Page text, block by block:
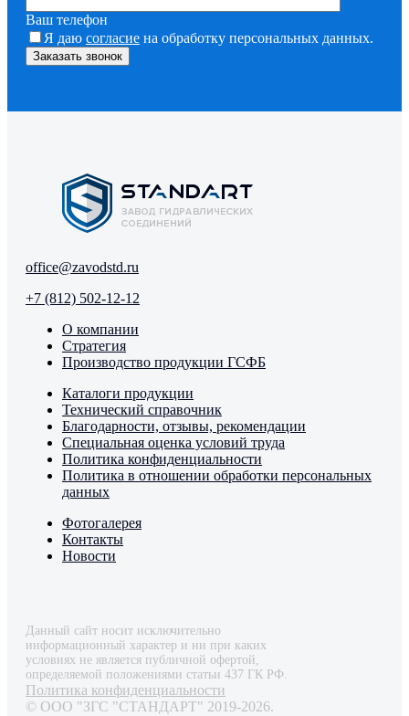
Ваш телефон
Я даю согласие на обработку персональных данных.
office@zavodstd.ru
+7 (812) 502-12-12
О компании
Стратегия
Производство продукции ГСФБ
Каталоги продукции
Технический справочник
Благодарности, отзывы, рекомендации
Специальная оценка условий труда
Политика конфиденциальности
Политика в отношении обработки персональных
данных
Фотогалерея
Контакты
Новости
Данный сайт носит исключительно
информационный характер и ни при каких
условиях не является публичной офертой,
определяемой положениями статьи 437 ГК РФ.
Политика конфиденциальности
© ООО "ЗГС "СТАНДАРТ" 2019-2026.